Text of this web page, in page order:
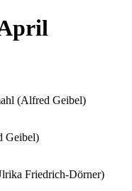
(Alfred Geibel)
Geibel)
Friedrich-Dörner)